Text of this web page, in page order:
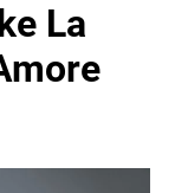
La